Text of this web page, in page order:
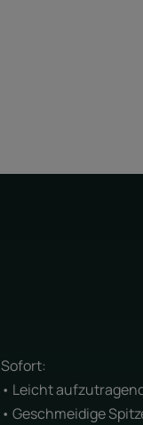
Sofort:
• Leicht
• Geschmeidige